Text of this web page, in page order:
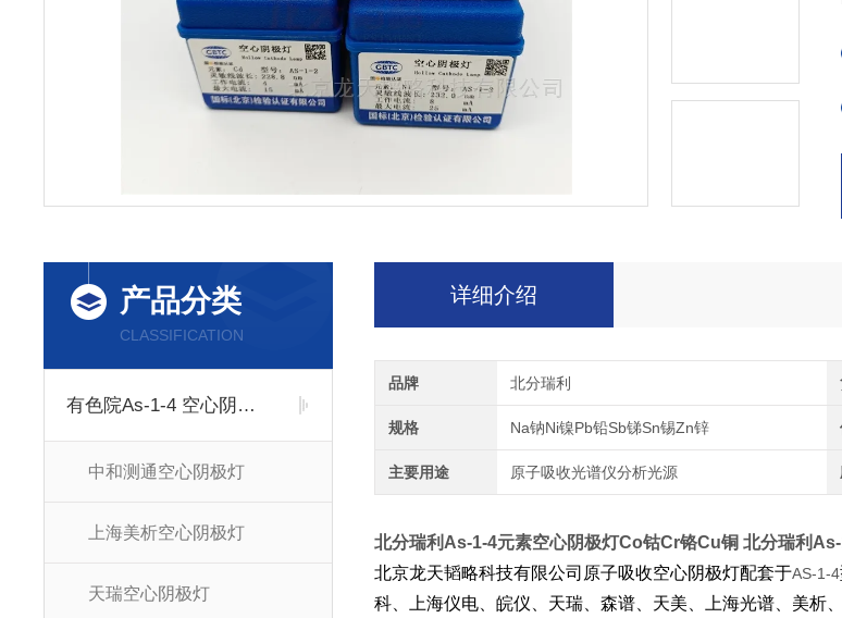
产品分类
CLASSIFICATION
有色院As-1-4 空心阴极灯
中和测通空心阴极灯
上海美析空心阴极灯
天瑞空心阴极灯
详细介绍
品牌 北分瑞利
规格 Na钠Ni镍Pb铅Sb锑Sn锡Zn锌
主要用途 原子吸收光谱仪分析光源
北分瑞利As-1-4元素空心阴极灯Co钴Cr铬Cu铜 北分瑞利
北京龙天韬略科技有限公司原子吸收空心阴极灯配套于AS-1-4
科、上海仪电、皖仪、天瑞、森谱、天美、上海光谱、美析